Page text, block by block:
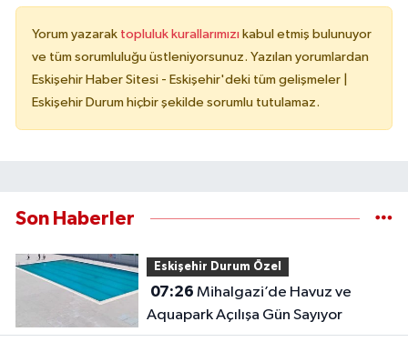
Yorum yazarak topluluk kurallarımızı kabul etmiş bulunuyor
ve tüm sorumluluğu üstleniyorsunuz. Yazılan yorumlardan
Eskişehir Haber Sitesi - Eskişehir'deki tüm gelişmeler |
Eskişehir Durum hiçbir şekilde sorumlu tutulamaz.
Son Haberler
Eskişehir Durum Özel
07:26
Aquapark Açılışa Gün Sayıyor